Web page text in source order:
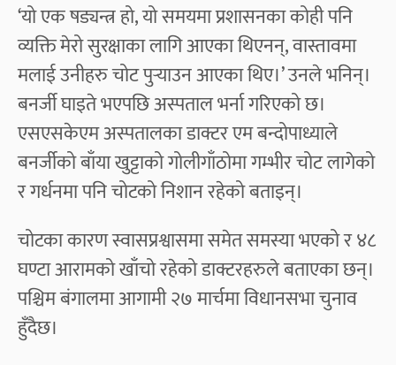
‘यो एक षड्यन्त्र हो, यो समयमा प्रशासनका कोही पनि
व्यक्ति मेरो सुरक्षाका लागि आएका थिएनन्, वास्तावमा
मलाई उनीहरु चोट पुर्‍याउन आएका थिए।’ उनले भनिन्।
बनर्जी घाइते भएपछि अस्पताल भर्ना गरिएको छ।
एसएसकेएम अस्पतालका डाक्टर एम बन्दोपाध्याले
बनर्जीको बाँया खुट्टाको गोलीगाँठोमा गम्भीर चोट लागेको
र गर्धनमा पनि चोटको निशान रहेको बताइन्।
चोटका कारण स्वासप्रश्वासमा समेत समस्या भएको र ४८
घण्टा आरामको खाँचो रहेको डाक्टरहरुले बताएका छन्।
पश्चिम बंगालमा आगामी २७ मार्चमा विधानसभा चुनाव
हुँदैछ।